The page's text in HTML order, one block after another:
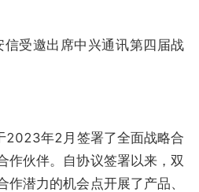
年2月签署了全面战略合
作伙伴。自协议签署以来，双
潜力的机会点开展了产品、